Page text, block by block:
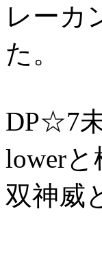
レーカ
た。
DP☆7
lowerと
双神威